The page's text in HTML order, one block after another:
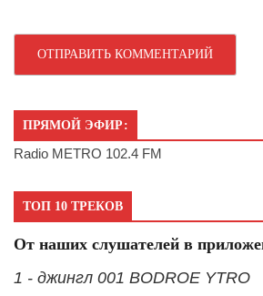
ПРЯМОЙ ЭФИР:
Radio METRO 102.4 FM
ТОП 10 ТРЕКОВ
От наших слушателей в
1 - джингл 001 BODROE YTRO